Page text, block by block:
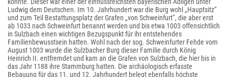
Ludwig dem Deutschen. Im 10. Jahrhundert war die Burg wohl „Hauptsitz“
und zum Teil Bestattungsplatz der Grafen „von Schweinfurt“, die aber erst
ab 1033 nach Schweinfurt benannt werden und bis etwa 1003 offensichtlich
in Sulzbach einen wichtigen Bezugspunkt für ihr entstehendes
Familienbewusstsein hatten. Wohl nach der sog. Schweinfurter Fehde vom
August 1003 wurde die Sulzbacher Burg dieser Familie durch König
Heinrich II. entfremdet und kam an die Grafen von Sulzbach, die hier bis in
das Jahr 1188 ihre Stammburg hatten. Die archäologisch erfasste
Bebauung für das 11. und 12. Jahrhundert belegt ebenfalls höchste